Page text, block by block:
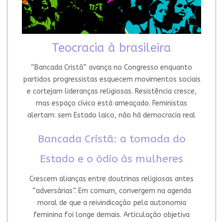
Teocracia à brasileira
“Bancada Cristã” avança no Congresso enquanto
partidos progressistas esquecem movimentos sociais
e cortejam lideranças religiosas. Resistência cresce,
mas espaço cívico está ameaçado. Feministas
alertam: sem Estado laico, não há democracia real
Bancada Cristã: a tomada do
Estado e o ódio às mulheres
Crescem alianças entre doutrinas religiosas antes
“adversárias”. Em comum, convergem na agenda
moral de que a reivindicação pela autonomia
feminina foi longe demais. Articulação objetiva